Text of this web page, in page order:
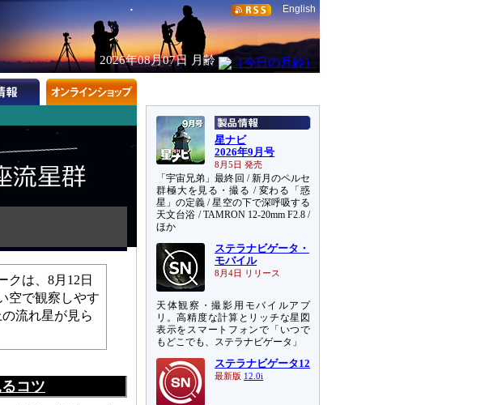
English
2026年08月07日 月齢
クは、8月12日
空で観察しやす
流れ星が見ら
コツ
星ナビ
2026年9月号
8月5日 発売
「宇宙兄弟」最終回 / 新月のペルセ
群極大を見る・撮る / 変わる「惑
星」の定義 / 星空の下で深呼吸する
天文台浴 / TAMRON 12-20mm F2.8 /
ほか
ステラナビゲータ・
モバイル
8月4日 リリース
天体観察・撮影用モバイルアプ
リ。高精度な計算とリッチな星図
表示をスマートフォンで「いつで
もどこでも、ステラナビゲータ」
ステラナビゲータ12
最新版 12.0i